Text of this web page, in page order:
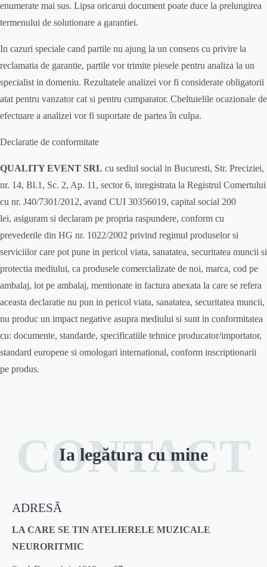
enumerate mai sus. Lipsa oricarui document poate duce la prelungirea
termenului de solutionare a garantiei.
In cazuri speciale cand partile nu ajung la un consens cu privire la
reclamatia de garantie, partile vor trimite piesele pentru analiza la un
specialist in domeniu. Rezultatele analizei vor fi considerate obligatorii
atat pentru vanzator cat si pentru cumparator. Cheltuielile ocazionale de
efectuare a analizei vor fi suportate de partea în culpa.
Declaratie de conformitate
QUALITY EVENT SRL cu sediul social in Bucuresti, Str. Preciziei,
nr. 14, Bl.1, Sc. 2, Ap. 11, sector 6, inregistrata la Registrul Comertului
cu nr. J40/7301/2012, avand CUI 30356019, capital social 200
lei, asiguram si declaram pe propria raspundere, conform cu
prevederile din HG nr. 1022/2002 privind regimul produselor si
serviciilor care pot pune in pericol viata, sanatatea, securitatea muncii si
protectia mediului, ca produsele comercializate de noi, marca, cod pe
ambalaj, lot pe ambalaj, mentionate in factura anexata la care se refera
aceasta declaratie nu pun in pericol viata, sanatatea, securitatea muncii,
nu produc un impact negative asupra mediului si sunt in conformitatea
cu: documente, standarde, specificatiile tehnice producator/importator,
standard europene si omologari international, conform inscriptionarii
pe produs.
CONTACT
Ia legătura cu mine
ADRESĂ
LA CARE SE TIN ATELIERELE MUZICALE
NEURORITMIC